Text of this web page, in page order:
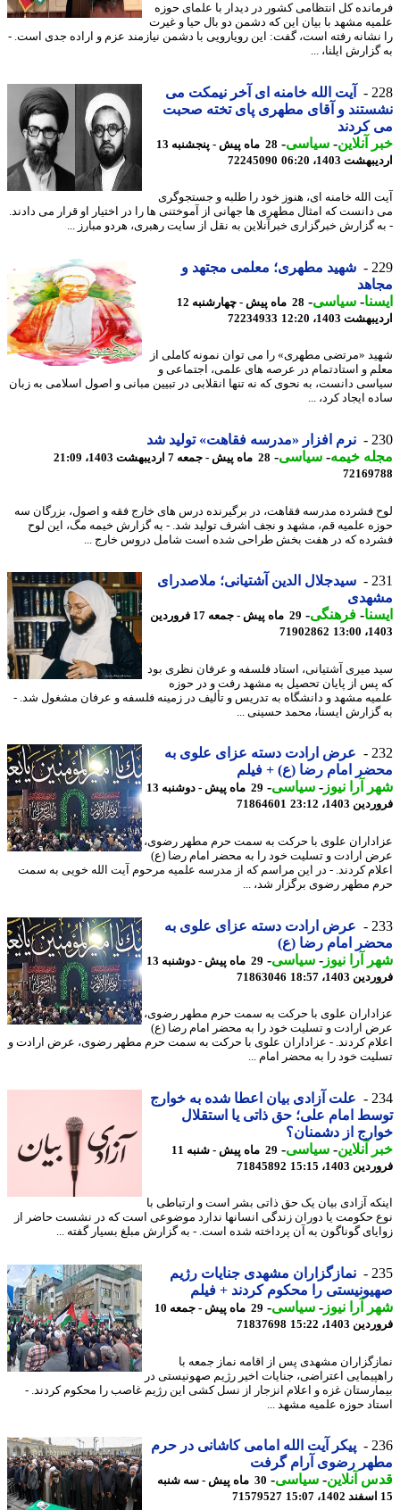
کل انتظامی کشور در دیدار با علمای حوزه
مشهد با بیان این که دشمن دو بال حیا و غیرت
رفته است، گفت: این رویارویی با دشمن نیازمند عزم و اراده جدی است. -
ایلنا، ...
آیت الله خامنه ای آخر نیمکت می
و آقای مطهری پای تخته صحبت
کردند
آنلاین-سیاسی-
28 ماه پیش - پنجشنبه 13
1403، 06:20
72245090
الله خامنه ای، هنوز خود را طلبه و جستجوگری
که امثال مطهری ها جهانی از آموختنی ها را در اختیار او قرار می دادند.
گزارش خبرگزاری خبرآنلاین به نقل از سایت رهبری، هردو مبارز ...
شهید مطهری؛ معلمی مجتهد و
-سیاسی-
28 ماه پیش - چهارشنبه 12
1403، 12:20
72234933
«مرتضی مطهری» را می توان نمونه کاملی از
و استادتمام در عرصه های علمی، اجتماعی و
دانست، به نحوی که نه تنها انقلابی در تبیین مبانی و اصول اسلامی به زبان
ایجاد کرد، ...
نرم افزار «مدرسه فقاهت» تولید شد
خیمه-سیاسی-28 ماه پیش - جمعه 7 اردیبهشت 1403، 21:09
فشرده مدرسه فقاهت، در برگیرنده درس های خارج فقه و اصول، بزرگان سه
علمیه قم، مشهد و نجف اشرف تولید شد. - به گزارش خیمه مگ، این لوح
که در هفت بخش طراحی شده است شامل دروس خارج ...
سیدجلال الدین آشتیانی؛ ملاصدرای
-فرهنگی-
29 ماه پیش - جمعه 17 فروردین
71902862
میری آشتیانی، استاد فلسفه و عرفان نظری بود
از پایان تحصیل به مشهد رفت و در حوزه
مشهد و دانشگاه به تدریس و تألیف در زمینه فلسفه و عرفان مشغول شد. -
ایسنا، محمد حسینی ...
عرض ارادت دسته عزای علوی به
امام رضا (ع) + فیلم
آرا نیوز-سیاسی-
29 ماه پیش - دوشنبه 13
1403، 23:12
71864601
علوی با حرکت به سمت حرم مطهر رضوی،
ارادت و تسلیت خود را به محضر امام رضا (ع)
کردند. - در این مراسم که از مدرسه علمیه مرحوم آیت الله خویی به سمت
مطهر رضوی برگزار شد، ...
عرض ارادت دسته عزای علوی به
امام رضا (ع)
آرا نیوز-سیاسی-
29 ماه پیش - دوشنبه 13
1403، 18:57
71863046
علوی با حرکت به سمت حرم مطهر رضوی،
ارادت و تسلیت خود را به محضر امام رضا (ع)
کردند. - عزاداران علوی با حرکت به سمت حرم مطهر رضوی، عرض ارادت و
خود را به محضر امام ...
علت آزادی بیان اعطا شده به خوارج
امام علی؛ حق ذاتی یا استقلال
از دشمنان؟
آنلاین-سیاسی-
29 ماه پیش - شنبه 11
1403، 15:15
71845892
آزادی بیان یک حق ذاتی بشر است و ارتباطی با
حکومت یا دوران زندگی انسانها ندارد موضوعی است که در نشست حاضر از
گوناگون به آن پرداخته شده است. - به گزارش مبلغ بسیار گفته ...
نمازگزاران مشهدی جنایات رژیم
را محکوم کردند + فیلم
آرا نیوز-سیاسی-
29 ماه پیش - جمعه 10
1403، 15:22
71837698
مشهدی پس از اقامه نماز جمعه با
اعتراضی، جنایات اخیر رژیم صهونیستی در
غزه و اعلام انزجار از نسل کشی این رژیم غاصب را محکوم کردند. -
حوزه علمیه مشهد ...
پیکر آیت الله امامی کاشانی در حرم
رضوی آرام گرفت
آنلاین-سیاسی-
30 ماه پیش - سه شنبه
71579527